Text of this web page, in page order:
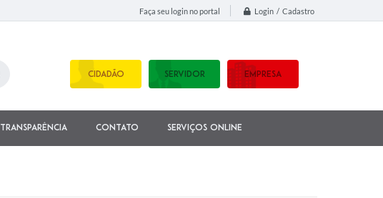
Faça seu login no portal Login / Cadastro
CIDADÃO SERVIDOR EMPRESA
Transparência Contato Serviços Online